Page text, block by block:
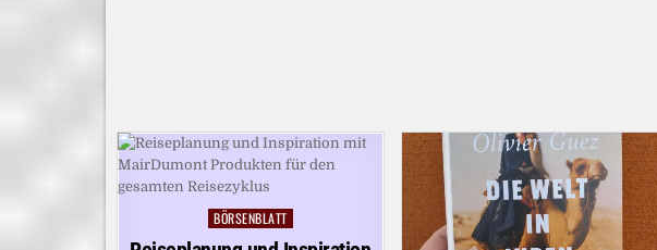
Posted
BÖRSENBLATT